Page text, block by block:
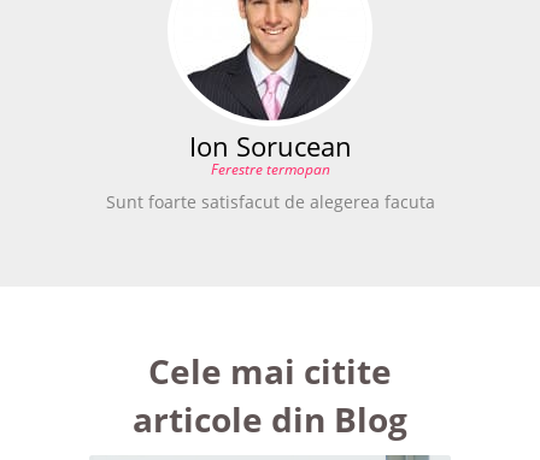
Ion Sorucean
Ferestre termopan
Sunt foarte satisfacut de alegerea facuta
Cele mai citite
articole din Blog